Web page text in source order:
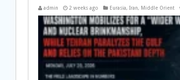
admin 2 weeks ago Eurasia, Iran, Middle Orient